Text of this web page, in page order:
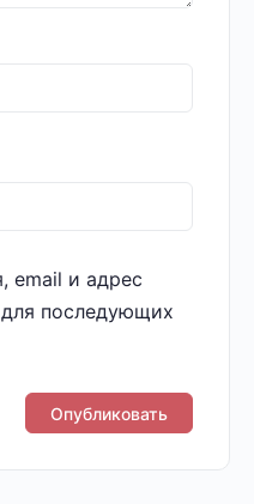
email и адрес
последующих